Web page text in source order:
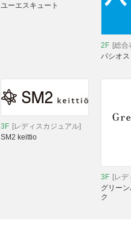
ユーエスキュート
2F [総合
パシオス
3F [レディスカジュアル]
SM2 keittio
3F [レ
グリー
ク